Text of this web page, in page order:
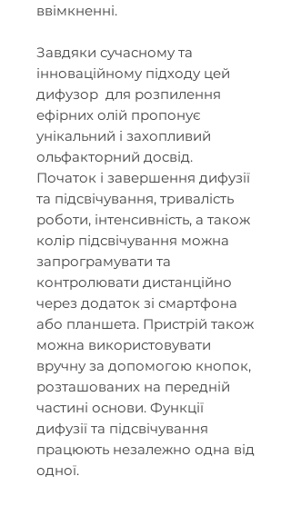
ввімкненні.
Завдяки сучасному та
інноваційному підходу цей
дифузор для розпилення
ефірних олій пропонує
унікальний і захопливий
ольфакторний досвід.
Початок і завершення дифузії
та підсвічування, тривалість
роботи, інтенсивність, а також
колір підсвічування можна
запрограмувати та
контролювати дистанційно
через додаток зі смартфона
або планшета. Пристрій також
можна використовувати
вручну за допомогою кнопок,
розташованих на передній
частині основи. Функції
дифузії та підсвічування
працюють незалежно одна від
одної.